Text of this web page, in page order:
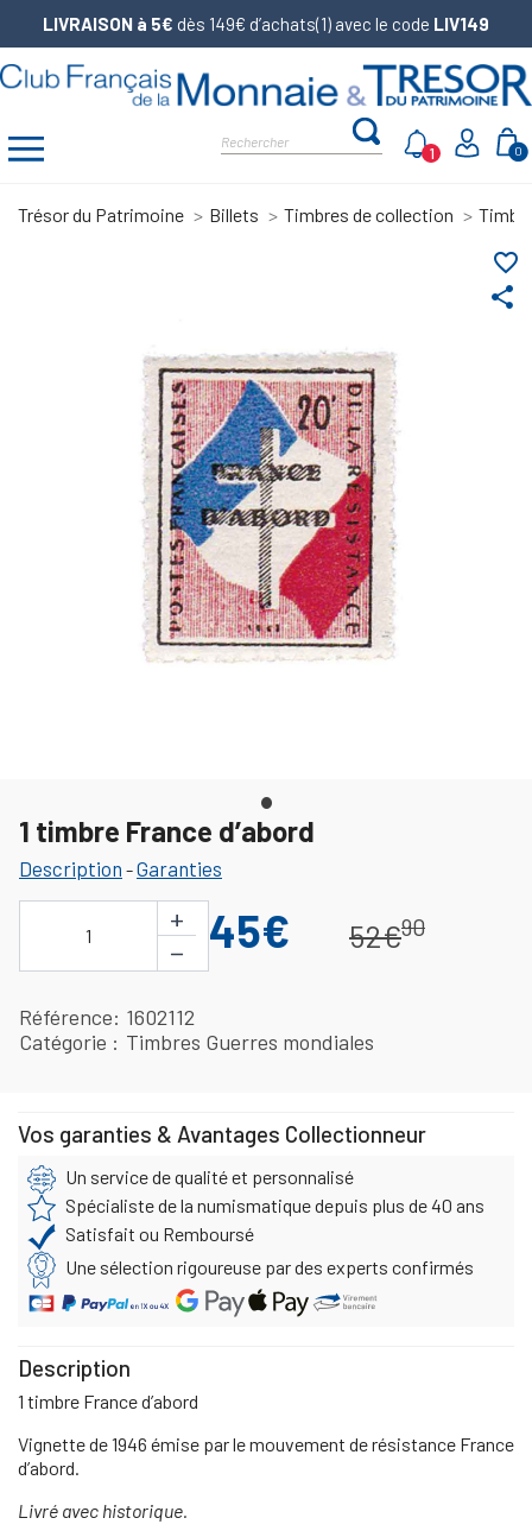
LIVRAISON à 5€ dès 149€ d’achats(1) avec le code LIV149
0
1
Trésor du Patrimoine Billets Timbres de collection
share
favorite_border
1 timbre France d’abord
Description -Garanties
1
+
−
45€ 52€90
Référence 1602112
Catégorie
Timbres Guerres mondiales
Vos garanties & Avantages Collectionneur
Un service de qualité et personnalisé
Spécialiste de la numismatique depuis plus de 40 ans
Satisfait ou Remboursé
Une sélection rigoureuse par des experts confirmés
Description
1 timbre France d’abord
Vignette de 1946 émise par le mouvement de résistance France
d’abord.
Livré avec historique.